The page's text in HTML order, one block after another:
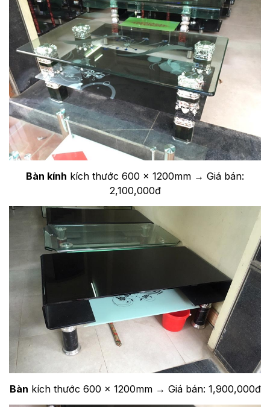
Bàn kính kích thước 600 x 1200mm → Giá bán:
2,100,000đ
Bàn kích thước 600 x 1200mm → Giá bán: 1,900,000đ